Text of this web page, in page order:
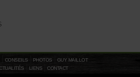
CONSEILS PHOTOS
GUY MAILLOT
LIENS CONTACT